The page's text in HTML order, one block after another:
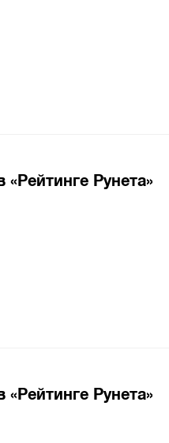
«Рейтинге Рунета»
«Рейтинге Рунета»